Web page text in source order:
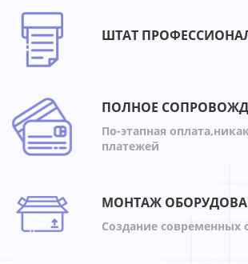
ШТАТ
ПОЛНОЕ
По-этапная
платежей
МОНТАЖ
Создание современных